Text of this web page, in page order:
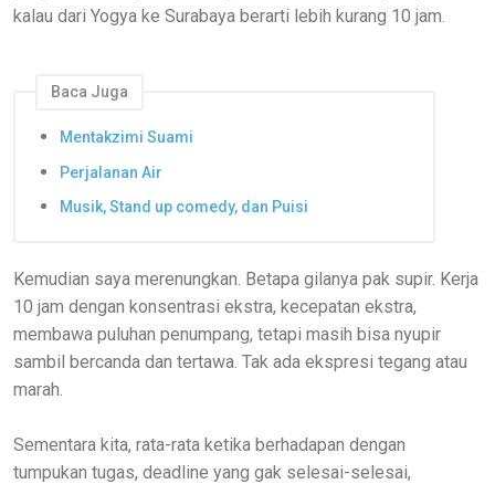
kalau dari Yogya ke Surabaya berarti lebih kurang 10 jam.
Baca Juga
Mentakzimi Suami
Perjalanan Air
Musik, Stand up comedy, dan Puisi
Kemudian saya merenungkan. Betapa gilanya pak supir. Kerja
10 jam dengan konsentrasi ekstra, kecepatan ekstra,
membawa puluhan penumpang, tetapi masih bisa nyupir
sambil bercanda dan tertawa. Tak ada ekspresi tegang atau
marah.
Sementara kita, rata-rata ketika berhadapan dengan
tumpukan tugas, deadline yang gak selesai-selesai,